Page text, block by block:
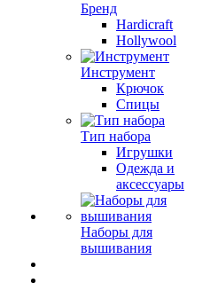
Бренд
Hardicraft
Hollywool
Инструмент
Крючок
Спицы
Тип набора
Игрушки
Одежда и
аксессуары
Наборы для
вышивания